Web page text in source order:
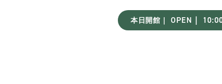
本日開館｜OPEN｜